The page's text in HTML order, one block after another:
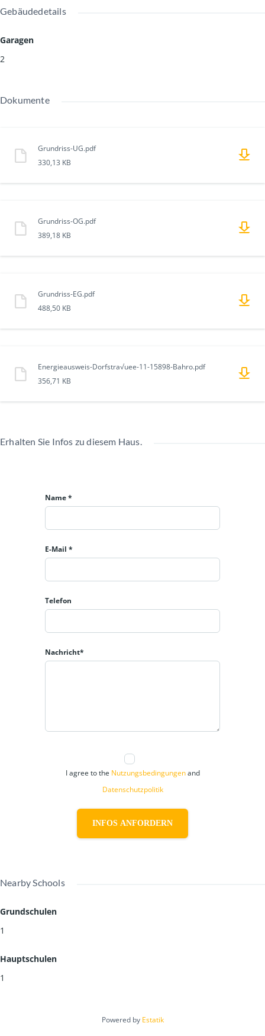
Gebäudedetails
Garagen
2
Dokumente
Grundriss-UG.pdf
330,13 KB
Grundriss-OG.pdf
389,18 KB
Grundriss-EG.pdf
488,50 KB
Energieausweis-Dorfstra√uee-11-15898-Bahro.pdf
356,71 KB
Erhalten Sie Infos zu diesem Haus.
Name *
E-Mail *
Telefon
Nachricht*
I agree to the Nutzungsbedingungenand
Datenschutzpolitik
INFOS ANFORDERN
Nearby Schools
Grundschulen
1
Hauptschulen
1
Powered by Estatik